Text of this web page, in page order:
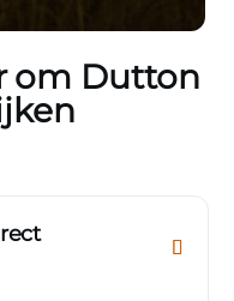
om Dutton